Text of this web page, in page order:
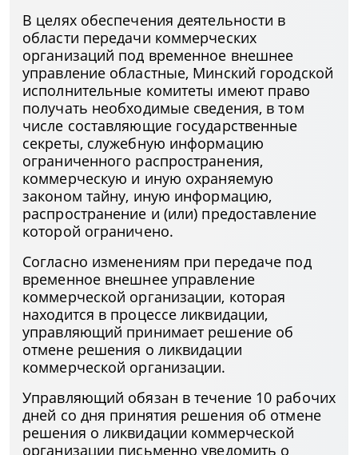
В целях обеспечения деятельности в
области передачи коммерческих
организаций под временное внешнее
управление областные, Минский городской
исполнительные комитеты имеют право
получать необходимые сведения, в том
числе составляющие государственные
секреты, служебную информацию
ограниченного распространения,
коммерческую и иную охраняемую
законом тайну, иную информацию,
распространение и (или) предоставление
которой ограничено.
Согласно изменениям при передаче под
временное внешнее управление
коммерческой организации, которая
находится в процессе ликвидации,
управляющий принимает решение об
отмене решения о ликвидации
коммерческой организации.
Управляющий обязан в течение 10 рабочих
дней со дня принятия решения об отмене
решения о ликвидации коммерческой
организации письменно уведомить о